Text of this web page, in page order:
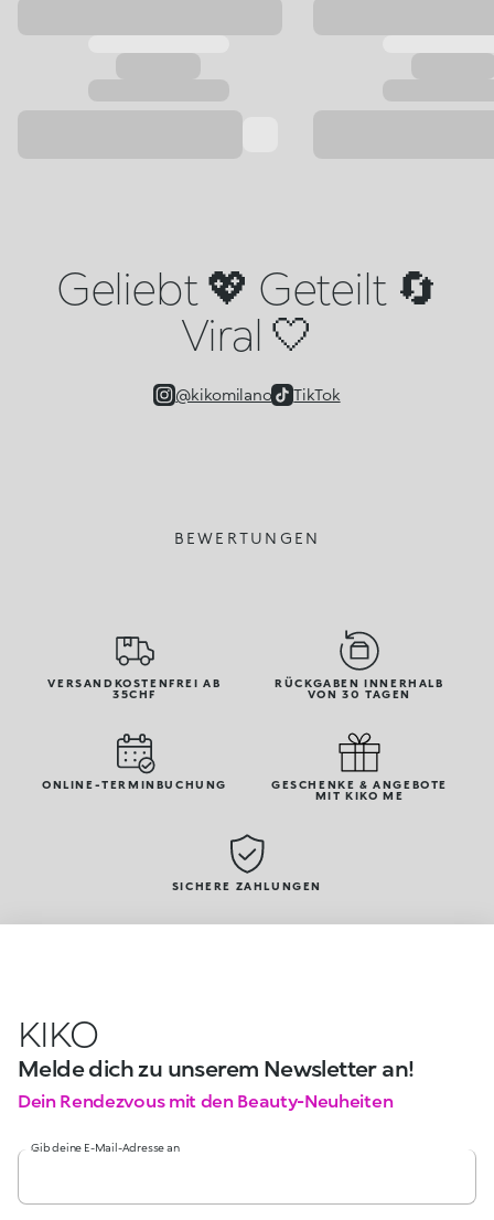
Geliebt 💖 Geteilt 🔄
Viral 🤍
@kikomilano TikTok
BEWERTUNGEN
VERSANDKOSTENFREI AB
35CHF
RÜCKGABEN INNERHALB
VON 30 TAGEN
ONLINE-TERMINBUCHUNG
GESCHENKE & ANGEBOTE
MIT KIKO ME
SICHERE ZAHLUNGEN
KIKO
Melde dich zu unserem Newsletter an!
Dein Rendezvous mit den Beauty-Neuheiten
Gib deine E-Mail-Adresse an